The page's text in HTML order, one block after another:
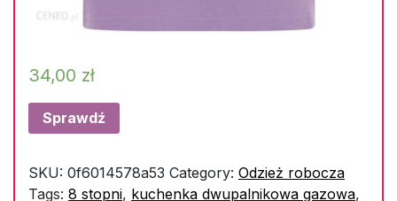
34,00 zł
Sprawdź
SKU: 0f6014578a53 Category: Odzież robocza
Tags: 8 stopni, kuchenka dwupalnikowa gazowa,